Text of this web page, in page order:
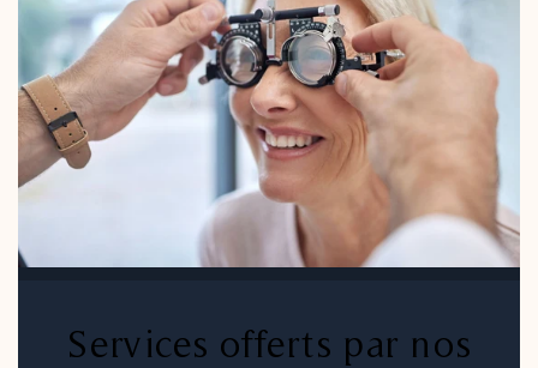
Services offerts par nos